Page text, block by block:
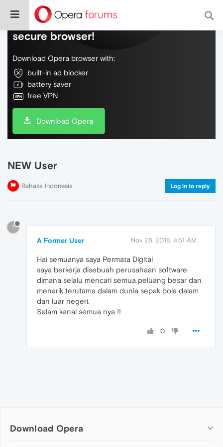
Do more on the web, with a fast and
secure browser!
Download Opera browser with:
built-in ad blocker
battery saver
free VPN
Download Opera
NEW User
Bahasa Indonesia Log in to reply
?
A Former User Nov 26, 2018, 4:51 AM
Hai semuanya saya Permata Digital
saya berkerja disebuah perusahaan software
dimana selalu mencari semua peluang besar dan
menarik terutama dalam dunia sepak bola dalam
dan luar negeri.
Salam kenal semua nya !!
0
Download Opera